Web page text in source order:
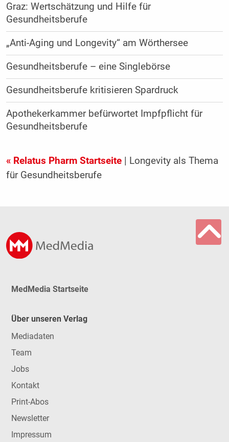
Graz: Wertschätzung und Hilfe für
Gesundheitsberufe
„Anti-Aging und Longevity“ am Wörthersee
Gesundheitsberufe – eine Singlebörse
Gesundheitsberufe kritisieren Spardruck
Apothekerkammer befürwortet Impfpflicht für
Gesundheitsberufe
« Relatus Pharm Startseite| Longevity als Thema
für Gesundheitsberufe
MedMedia Startseite
Über unseren Verlag
Mediadaten
Team
Jobs
Kontakt
Print-Abos
Newsletter
Impressum